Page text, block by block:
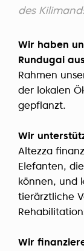
des
Wir haben
Rundugai
Rahmen
der lokalen
gepflanzt.
Wir
Altezza
Elefanten,
können, und
tierärztliche
Wir